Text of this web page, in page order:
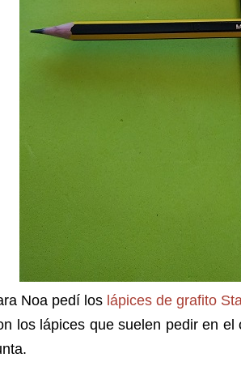
Noa pedí los lápices de grafito
los lápices que suelen pedir en